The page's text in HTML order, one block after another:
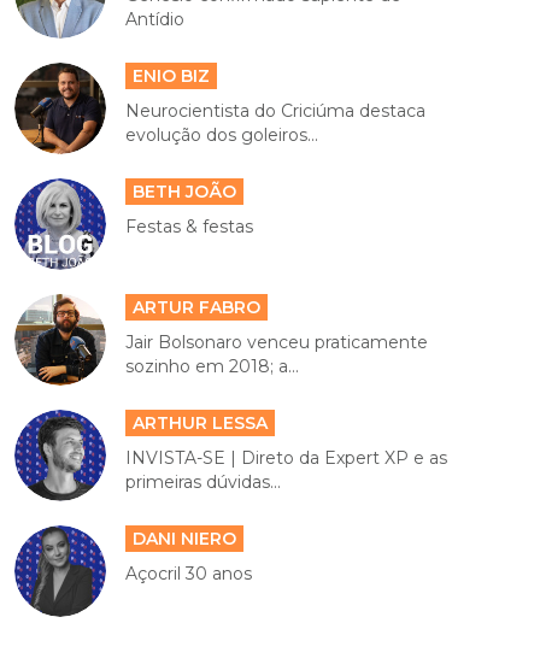
Antídio
ENIO BIZ
Neurocientista do Criciúma destaca
evolução dos goleiros...
BETH JOÃO
Festas & festas
ARTUR FABRO
Jair Bolsonaro venceu praticamente
sozinho em 2018; a...
ARTHUR LESSA
INVISTA-SE | Direto da Expert XP e as
primeiras dúvidas...
DANI NIERO
Açocril 30 anos